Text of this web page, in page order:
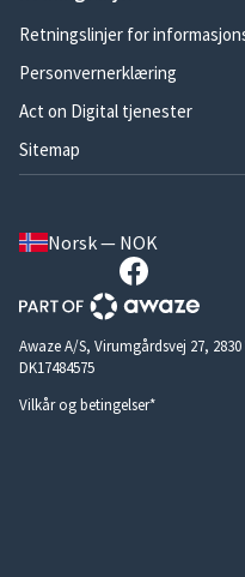
Retningslinjer for
Personvernerklæring
Act on Digital tjenester
Sitemap
Norsk — NOK
Awaze A/S, Virumgårdsvej 27,
DK17484575
Vilkår og betingelser*